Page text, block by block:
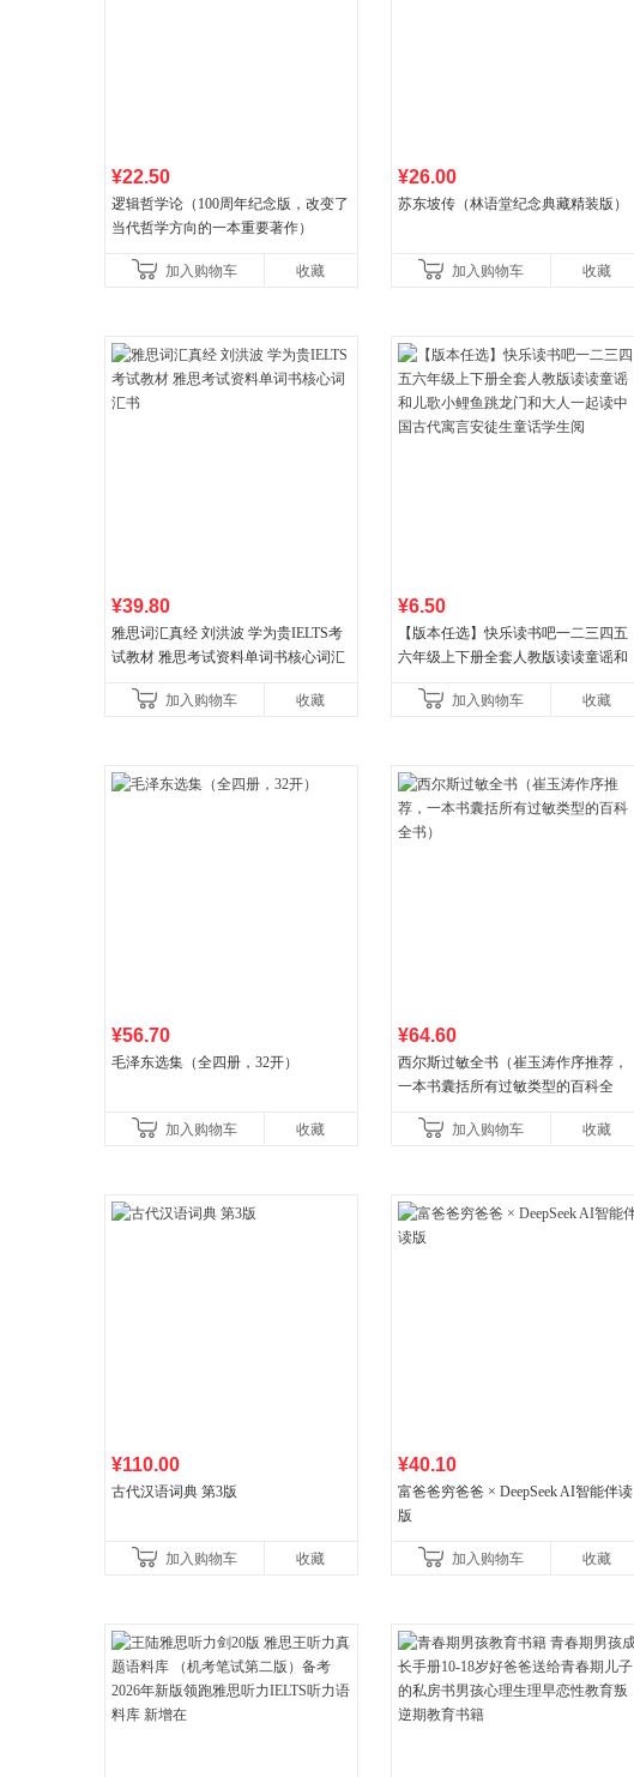
¥22.50
逻辑哲学论（100周年纪念版，改变了
当代哲学方向的一本重要著作）
加入购物车 收藏
¥26.00
苏东坡传（林语堂纪念典藏精装版）
加入购物车 收藏
¥39.80
雅思词汇真经 刘洪波 学为贵IELTS考
试教材 雅思考试资料单词书核心词汇
加入购物车
收藏
¥6.50
【版本任选】快乐读书吧一二三四五
六年级上下册全套人教版读读童谣和
古代寓言安徒生童话学生阅
加入购物车 收藏
¥56.70
毛泽东选集（全四册，32开）
加入购物车 收藏
¥64.60
西尔斯过敏全书（崔玉涛作序推荐，
一本书囊括所有过敏类型的百科全
加入购物车
收藏
¥110.00
古代汉语词典 第3版
加入购物车 收藏
¥40.10
富爸爸穷爸爸 × DeepSeek AI智能伴读
版
加入购物车 收藏